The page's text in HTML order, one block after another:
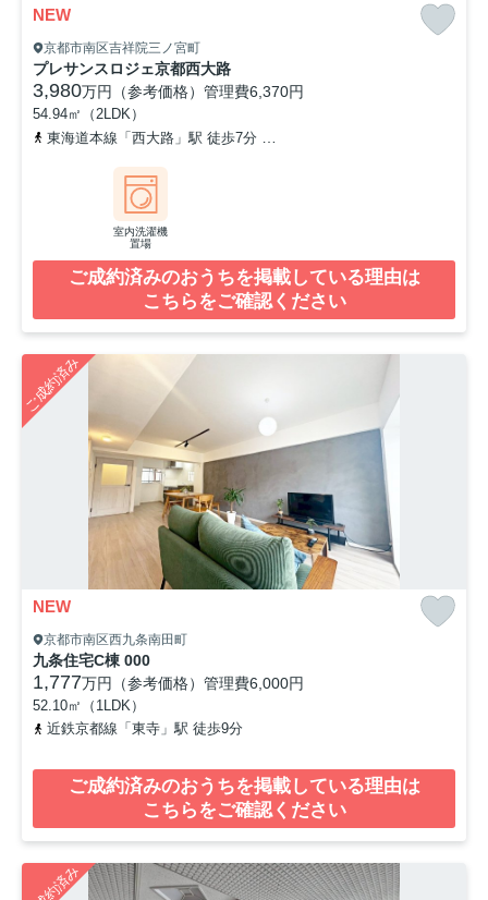
NEW
京都市南区吉祥院三ノ宮町
プレサンスロジェ京都西大路
3,980万円（参考価格） 管理費6,370円
54.94㎡（2LDK）
東海道本線「西大路」駅 徒歩7分
室内洗濯機
置場
ご成約済みのおうちを掲載している理由は
こちらをご確認ください
ご成約済み
NEW
京都市南区西九条南田町
九条住宅C棟 000
1,777万円（参考価格） 管理費6,000円
52.10㎡（1LDK）
近鉄京都線「東寺」駅 徒歩9分
ご成約済みのおうちを掲載している理由は
こちらをご確認ください